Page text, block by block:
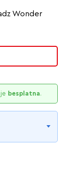
Wonder
besplatna.